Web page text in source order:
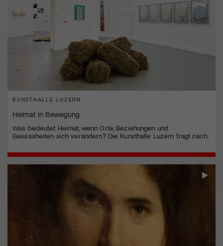
KUNSTHALLE LUZERN
Heimat in Bewegung
Was bedeutet Heimat, wenn Orte, Beziehungen und
Gewissheiten sich verändern? Die Kunsthalle Luzern fragt nach.